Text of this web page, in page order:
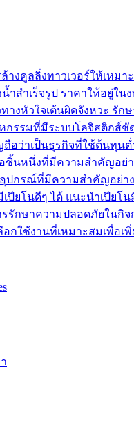
างคูลลิ่งทาวเวอร์ให้เหม
ำสำเร็จรูป ราคาให้อยู่ใน
างหัวใจเต้นผิดจังหวะ รักษ
กรรมที่มีระบบโลจิสติกส์ชั
อว่าเป็นธุรกิจที่ใช้ต้นทุนต่
อชิ้นหนึ่งที่มีความสำคัญอย่า
ปกรณ์ที่มีความสำคัญอย่า
ปียโนดีๆ ได้ แนะนำเปียโ
ารรักษาความปลอดภัยในกิ
อกใช้งานที่เหมาะสมเพื่อเ